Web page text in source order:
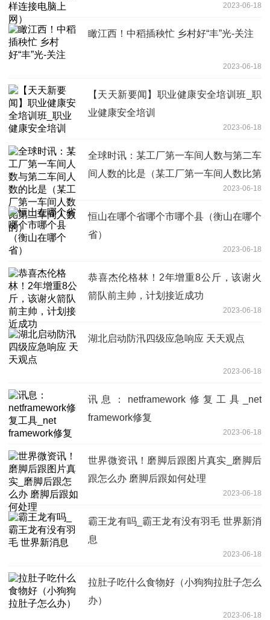
2023-06-18
瞰江西！中稻插秧忙 乡村好“丰”光-关注
2023-06-18
【天天新要闻】职业健康安全培训班_职
业健康安全培训
2023-06-18
全球时讯：某工厂第一车间人数与第二车
间人数的比是（某工厂第一车间人数比第
2023-06-18
恒山在哪个省哪个市哪个县（衡山在哪个
省）
2023-06-18
恭喜杰伦格林！2年增重8公斤，该谢火
箭队前主帅，计划接近成功
2023-06-18
湖北启动防汛四级应急响应 天天观点
2023-06-18
讯息：netframework修复工具_net
framework修复
2023-06-18
世界微资讯！磨脚后跟图片真实_磨脚后
跟怎么办 磨脚后跟如何处理
2023-06-18
霸王龙有吗_霸王龙有没有羽毛 世界新消
息
2023-06-18
拉肚子吃什么食物好（小狗狗拉肚子怎么
办）
2023-06-18